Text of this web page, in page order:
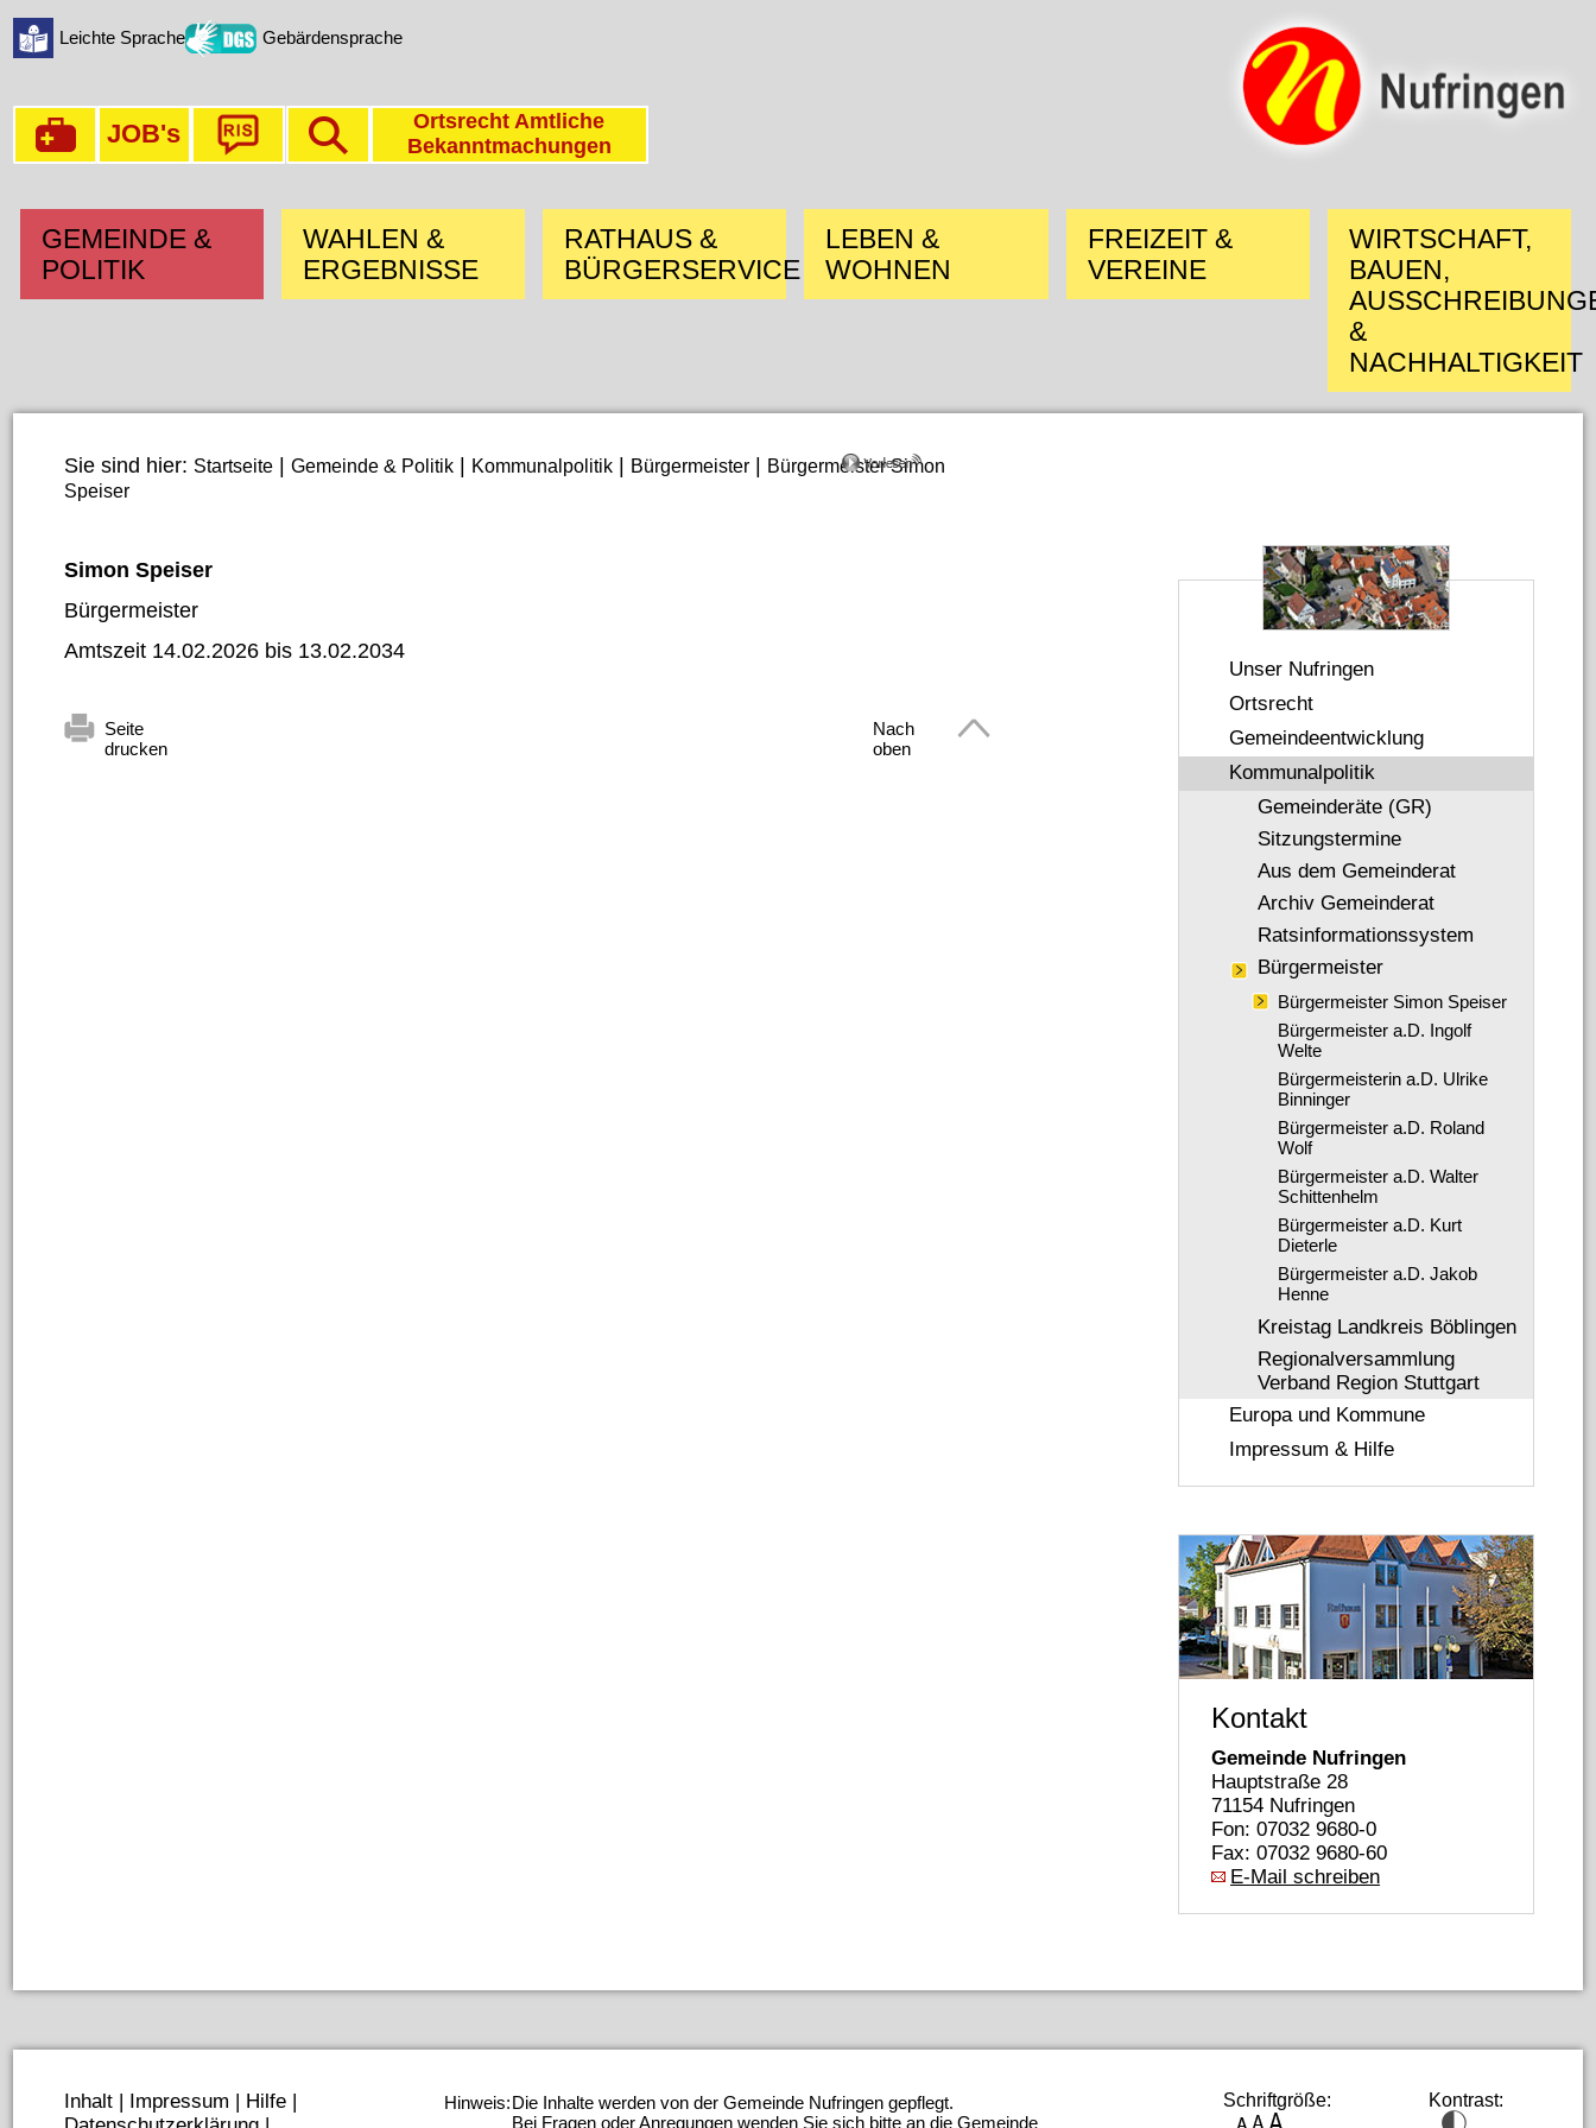
Leichte Sprache Gebärdensprache
JOB's
Ortsrecht Amtliche
Bekanntmachungen
GEMEINDE &
POLITIK
WAHLEN &
ERGEBNISSE
RATHAUS &
BÜRGERSERVICE
LEBEN &
WOHNEN
FREIZEIT &
VEREINE
WIRTSCHAFT,
BAUEN,
&
NACHHALTIGKEIT
Sie sind hier: Startseite |Gemeinde & Politik | Kommunalpolitik | Bürgermeister | Bürgermeister Simon
Speiser
Simon Speiser
Bürgermeister
Amtszeit 14.02.2026 bis 13.02.2034
Unser Nufringen
Ortsrecht
Gemeindeentwicklung
Kommunalpolitik
Gemeinderäte (GR)
Sitzungstermine
Aus dem Gemeinderat
Archiv Gemeinderat
Ratsinformationssystem
Bürgermeister
Bürgermeister Simon Speiser
Bürgermeister a.D. Ingolf
Welte
Bürgermeisterin a.D. Ulrike
Binninger
Bürgermeister a.D. Roland
Wolf
Bürgermeister a.D. Walter
Schittenhelm
Bürgermeister a.D. Kurt
Dieterle
Bürgermeister a.D. Jakob
Henne
Kreistag Landkreis Böblingen
Regionalversammlung
Verband Region Stuttgart
Europa und Kommune
Impressum & Hilfe
Kontakt
Gemeinde Nufringen
Hauptstraße 28
71154 Nufringen
Fon: 07032 9680-0
Fax: 07032 9680-60
E-Mail schreiben
Seite
drucken
Nach
oben
Inhalt | Impressum | Hilfe |
Hinweis:Die Inhalte werden von der Gemeinde Nufringen gepflegt.
Bei Fragen oder Anregungen wenden Sie sich bitte an die Gemeinde
Schriftgröße: Kontrast: